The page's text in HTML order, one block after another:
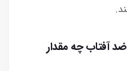
میزان محافظت درجات SPF ضد آفتاب چه مقدار